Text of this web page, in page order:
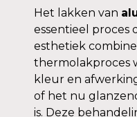
Het lakken van
essentieel proces
esthetiek
thermolakproces
kleur en
of het nu
is. Deze